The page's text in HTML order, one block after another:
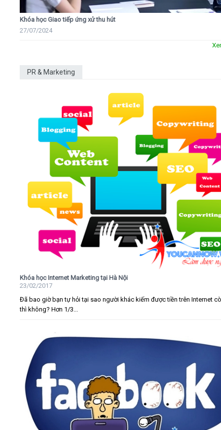
Khóa học Giao tiếp ứng xử thu hút
27/07/2024
PR & Marketing
Khóa học Internet Marketing tại Hà Nội
23/02/2017
Đã bao giờ bạn tự hỏi tại sao người khác kiếm được tiền trên Internet
thì không? Hơn 1/3...